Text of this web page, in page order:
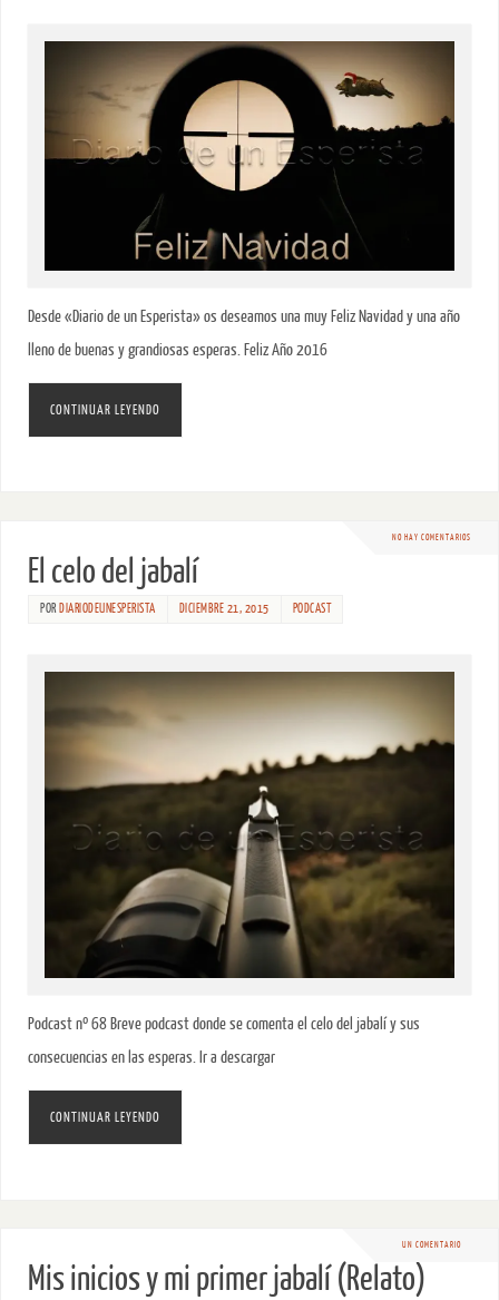
Desde «Diario de un Esperista» os deseamos una muy Feliz Navidad y una año
lleno de buenas y grandiosas esperas. Feliz Año 2016
CONTINUAR LEYENDO
NO HAY COMENTARIOS
El celo del jabalí
POR DIARIODEUNESPERISTA DICIEMBRE 21, 2015 PODCAST
Podcast nº 68 Breve podcast donde se comenta el celo del jabalí y sus
consecuencias en las esperas. Ir a descargar
CONTINUAR LEYENDO
UN COMENTARIO
Mis inicios y mi primer jabalí (Relato)